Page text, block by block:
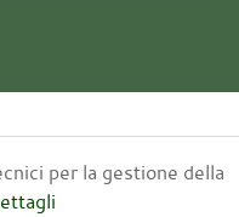
per la gestione della